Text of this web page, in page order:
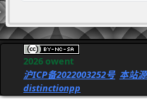
2026 owent
沪ICP备2022003252号 本站
distinctionpp